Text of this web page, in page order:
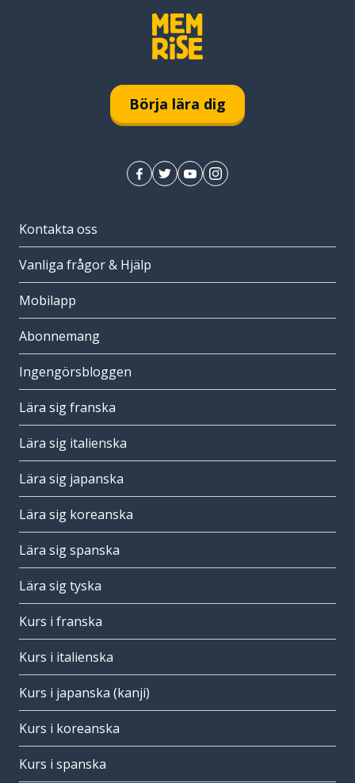
Börja lära dig
Kontakta oss
Vanliga frågor & Hjälp
Mobilapp
Abonnemang
Ingengörsbloggen
Lära sig franska
Lära sig italienska
Lära sig japanska
Lära sig koreanska
Lära sig spanska
Lära sig tyska
Kurs i franska
Kurs i italienska
Kurs i japanska (kanji)
Kurs i koreanska
Kurs i spanska